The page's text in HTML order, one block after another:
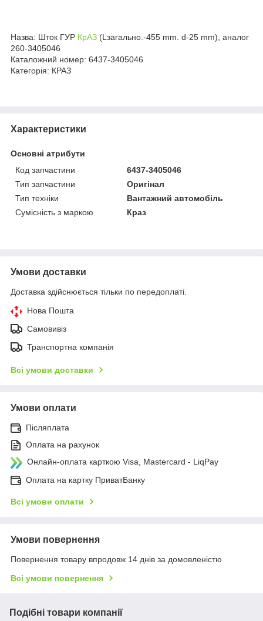
Назва: Шток ГУР КрАЗ (Lзагально.-455 mm. d-25 mm), аналог
260-3405046
Каталожний номер: 6437-3405046
Категорія: КРАЗ
Характеристики
Основні атрибути
Код запчастини
6437-3405046
Тип запчастини
Оригінал
Тип техніки
Вантажний автомобіль
Сумісність з маркою
Краз
Умови доставки
Доставка здійснюється тільки по передоплаті.
Нова Пошта
Самовивіз
Транспортна компанія
Всі умови доставки
Умови оплати
Післяплата
Оплата на рахунок
Онлайн-оплата карткою Visa, Mastercard - LiqPay
Оплата на картку ПриватБанку
Всі умови оплати
Умови повернення
Повернення товару впродовж 14 днів за домовленістю
Всі умови повернення
Подібні товари компанії